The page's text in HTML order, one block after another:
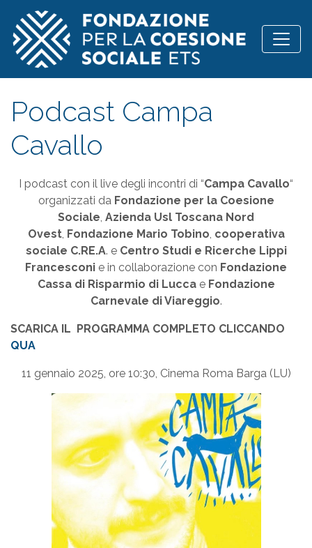
Vai al contenuto
Podcast Campa
Cavallo
I podcast con il live degli incontri di “Campa Cavallo“
organizzati da Fondazione per la Coesione
Sociale, Azienda Usl Toscana Nord
Ovest, Fondazione Mario Tobino, cooperativa
sociale C.RE.A. e Centro Studi e Ricerche Lippi
Francesconi e in collaborazione con Fondazione
Cassa di Risparmio di Lucca e Fondazione
Carnevale di Viareggio.
SCARICA IL PROGRAMMA COMPLETO CLICCANDO
QUA
11 gennaio 2025, ore 10:30, Cinema Roma Barga (LU)